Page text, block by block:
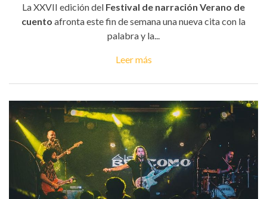
La XXVII edición del Festival de narración Verano de
cuento afronta este fin de semana una nueva cita con la
palabra y la...
Leer más